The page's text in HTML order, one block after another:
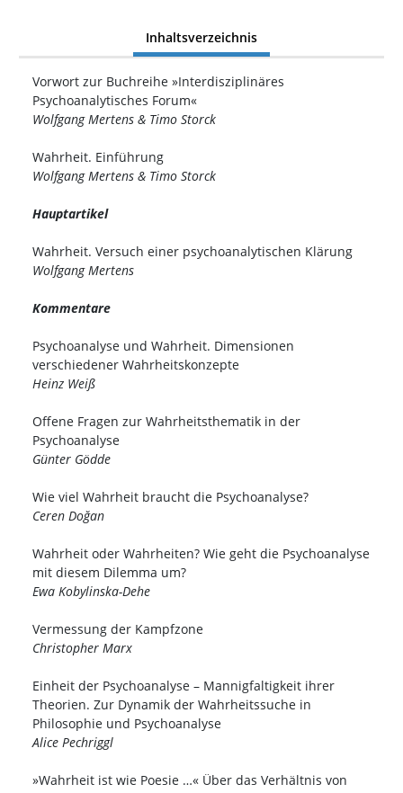
Inhaltsverzeichnis
Vorwort zur Buchreihe »Interdisziplinäres
Psychoanalytisches Forum«
Wolfgang Mertens & Timo Storck
Wahrheit. Einführung
Wolfgang Mertens & Timo Storck
Hauptartikel
Wahrheit. Versuch einer psychoanalytischen Klärung
Wolfgang Mertens
Kommentare
Psychoanalyse und Wahrheit. Dimensionen
verschiedener Wahrheitskonzepte
Heinz Weiß
Offene Fragen zur Wahrheitsthematik in der
Psychoanalyse
Günter Gödde
Wie viel Wahrheit braucht die Psychoanalyse?
Ceren Doğan
Wahrheit oder Wahrheiten? Wie geht die Psychoanalyse
mit diesem Dilemma um?
Ewa Kobylinska-Dehe
Vermessung der Kampfzone
Christopher Marx
Einheit der Psychoanalyse – Mannigfaltigkeit ihrer
Theorien. Zur Dynamik der Wahrheitssuche in
Philosophie und Psychoanalyse
Alice Pechriggl
»Wahrheit ist wie Poesie …« Über das Verhältnis von